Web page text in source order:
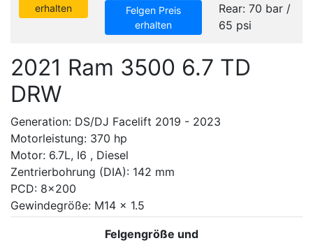
erhalten
Felgen Preis
erhalten
Rear: 70 bar /
65 psi
2021 Ram 3500 6.7 TD
DRW
Generation: DS/DJ Facelift 2019 - 2023
Motorleistung: 370 hp
Motor: 6.7L, I6 , Diesel
Zentrierbohrung (DIA): 142 mm
PCD: 8x200
Gewindegröße: M14 x 1.5
Felgengröße und